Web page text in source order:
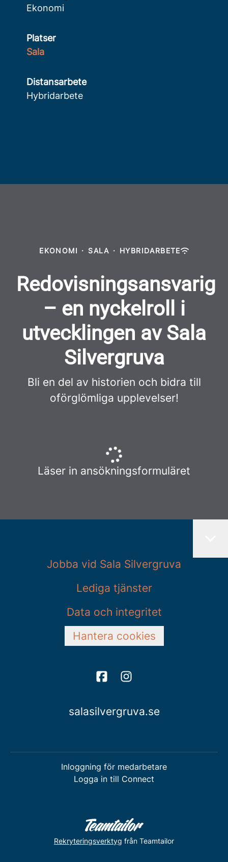
Ekonomi
Platser
Sala
Distansarbete
Hybridarbete
EKONOMI · SALA · HYBRIDARBETE
Redovisningsansvarig
– en nyckelroll i
utvecklingen av Sala
Silvergruva
Bli en del av historien och bidra till
oförglömliga upplevelser!
Läser in ansökningsformuläret
Jobba vid Sala Silvergruva
Lediga tjänster
Data och integritet
Hantera cookies
salasilvergruva.se
Inloggning för medarbetare
Logga in till Connect
Rekryteringsverktyg från Teamtailor